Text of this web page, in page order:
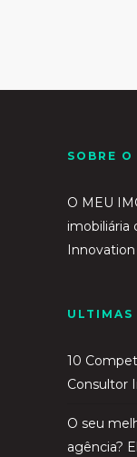
SOBRE
O MEU
imobiliária
ULTIMAS
10
Consultor
O seu
agência?